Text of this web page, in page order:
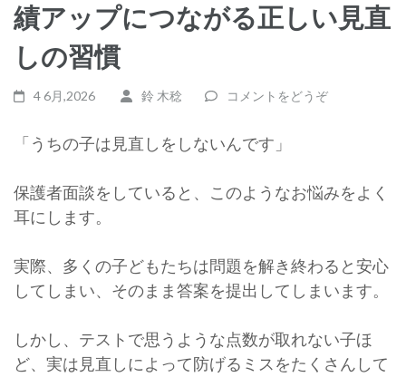
績アップにつながる正しい見直
しの習慣
4 6月,2026 鈴 木稔 コメントをどうぞ
「うちの子は見直しをしないんです」
保護者面談をしていると、このようなお悩みをよく
耳にします。
実際、多くの子どもたちは問題を解き終わると安心
してしまい、そのまま答案を提出してしまいます。
しかし、テストで思うような点数が取れない子ほ
ど、実は見直しによって防げるミスをたくさんして